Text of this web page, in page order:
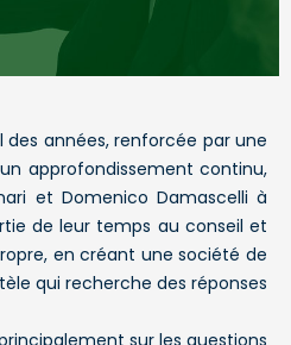
des années, renforcée par une
approfondissement continu,
et Domenico Damascelli à
de leur temps au conseil et
en créant une société de
qui recherche des réponses